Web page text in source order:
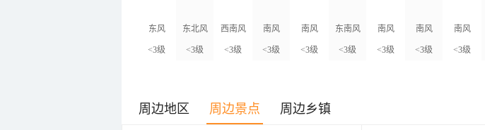
东风
<3级
东北风
<3级
西南风
<3级
南风
<3级
南风
<3级
东南风
<3级
南风
<3级
南风
<3级
南风
<3级
周边地区 周边景点 周边乡镇